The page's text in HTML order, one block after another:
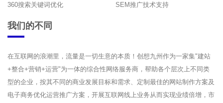
360搜索关键词优化
SEM推广技术支持
我们的不同
在互联网的浪潮里，流量是一切生意的本质！创想九州作为一家集"建站
+整合+营销+运营"为一体的综合性网络服务商，帮助各个层次上不同类
型的企业，按其不同的商业发展目标和需求、定制最佳的网站制作方案及
电子商务优化运营推广方案，开展互联网线上业务从而实现业绩倍增，市